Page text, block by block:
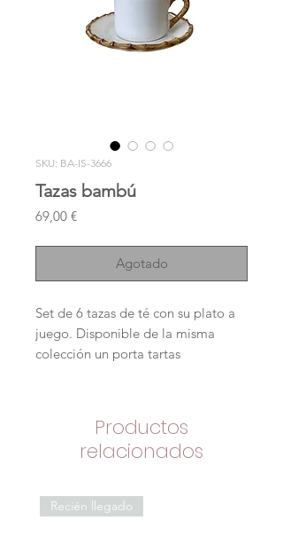
SKU: BA-IS-3666
Tazas bambú
69,00 €Precio
Agotado
Set de 6 tazas de té con su plato a
juego. Disponible de la misma
colección un porta tartas
Productos
relacionados
Recién llegado